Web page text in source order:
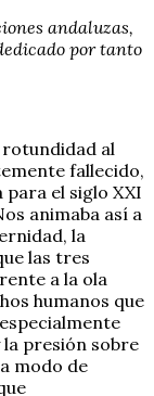
andaluzas,
por tanto
al
fallecido,
el siglo XXI
animaba así a
la
las tres
a la ola
humanos que
la presión sobre
modo de